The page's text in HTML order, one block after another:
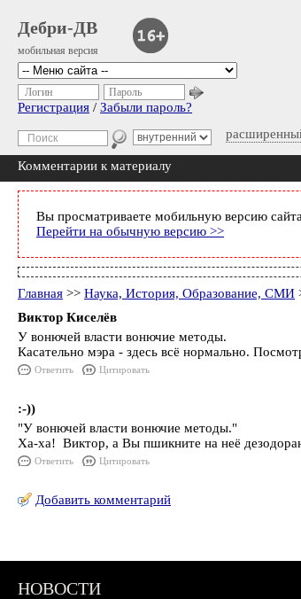
Дебри-ДВ
мобильная версия
Логин Пароль
Регистрация / Забыли пароль?
Комментарии к материалу
Вы просматриваете мобильную версию
Перейти на обычную версию >>
Главная >> Наука, История, Образование, СМИ
Виктор Киселёв
У вонючей власти вонючие методы.
Касательно мэра - здесь всё нормально.
Ответить Цитировать
:-))
"У вонючей власти вонючие методы."
Ха-ха! Виктор, а Вы пшикните на неё
Ответить Цитировать
Добавить комментарий
НОВОСТИ